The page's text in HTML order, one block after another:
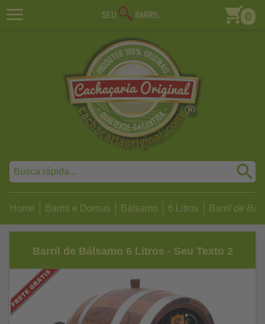
0
Home Barris e Dornas Bálsamo 6 Litros Barril de
Barril de Bálsamo 6 Litros - Seu Texto 2